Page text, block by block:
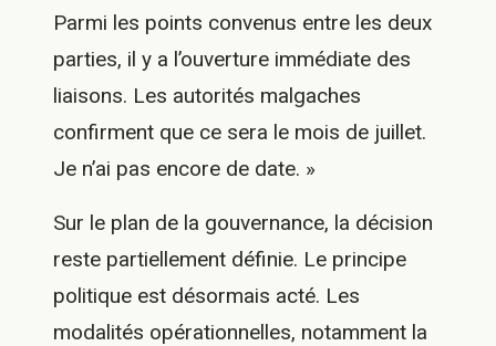
Parmi les points convenus entre les deux
parties, il y a l’ouverture immédiate des
liaisons. Les autorités malgaches
confirment que ce sera le mois de juillet.
Je n’ai pas encore de date. »
Sur le plan de la gouvernance, la décision
reste partiellement définie. Le principe
politique est désormais acté. Les
modalités opérationnelles, notamment la